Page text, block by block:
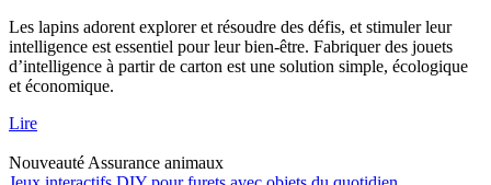
Les lapins adorent explorer et résoudre des défis, et stimuler leur
intelligence est essentiel pour leur bien-être. Fabriquer des jouets
d’intelligence à partir de carton est une solution simple, écologique
et économique.
Lire
Nouveauté Assurance animaux